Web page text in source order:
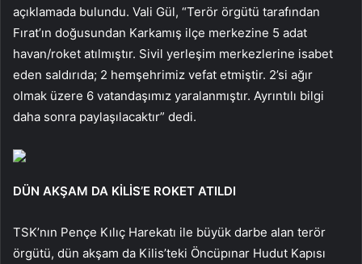
açıklamada bulundu. Vali Gül, “Terör örgütü tarafından
Fırat’ın doğusundan Karkamış ilçe merkezine 5 adat
havan/roket atılmıştır. Sivil yerleşim merkezlerine isabet
eden saldırıda; 2 hemşehrimiz vefat etmiştir. 2’si ağır
olmak üzere 6 vatandaşımız yaralanmıştır. Ayrıntılı bilgi
daha sonra paylaşılacaktır” dedi.
DÜN AKŞAM DA KİLİS’E ROKET ATILDI
TSK’nın Pençe Kılıç Harekatı ile büyük darbe alan terör
örgütü, dün akşam da Kilis’teki Öncüpınar Hudut Kapısı